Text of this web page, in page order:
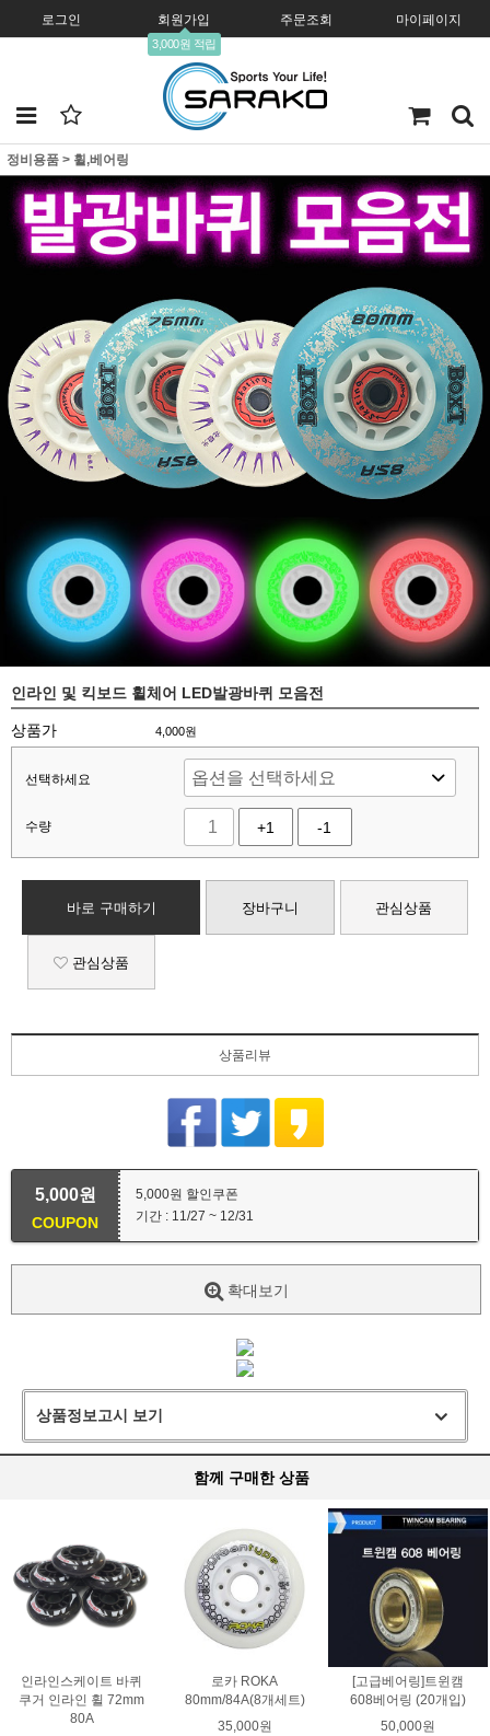
로그인 회원가입
3,000원 적립
주문조회 마이페이지
정비용품 > 휠,베어링
인라인 및 킥보드 휠체어 LED발광바퀴 모음전
상품가 4,000원
선택하세요
수량 +1 -1
바로 구매하기 장바구니 관심상품
관심상품
상품리뷰
5,000원
COUPON
5,000원 할인쿠폰
기간 : 11/27 ~ 12/31
확대보기
상품정보고시 보기
함께 구매한 상품
인라인스케이트 바퀴
쿠거 인라인 휠 72mm
80A
로카 ROKA
80mm/84A(8개세트)
35,000원
[고급베어링]트윈캠
608베어링 (20개입)
50,000원